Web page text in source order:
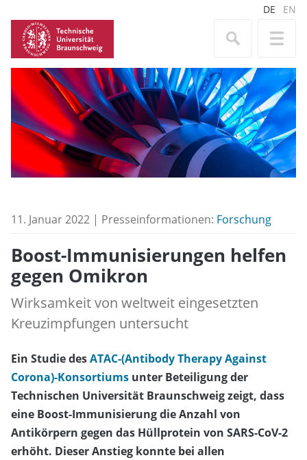
DE EN
11. Januar 2022 | Presseinformationen: Forschung
Boost-Immunisierungen helfen
gegen Omikron
Wirksamkeit von weltweit eingesetzten
Kreuzimpfungen untersucht
Ein Studie desATAC-(Antibody Therapy Against
Corona)-Konsortiums unter Beteiligung der
Technischen Universität Braunschweig zeigt, dass
eine Boost-Immunisierung die Anzahl von
Antikörpern gegen das Hüllprotein von SARS-CoV-2
erhöht. Dieser Anstieg konnte bei allen